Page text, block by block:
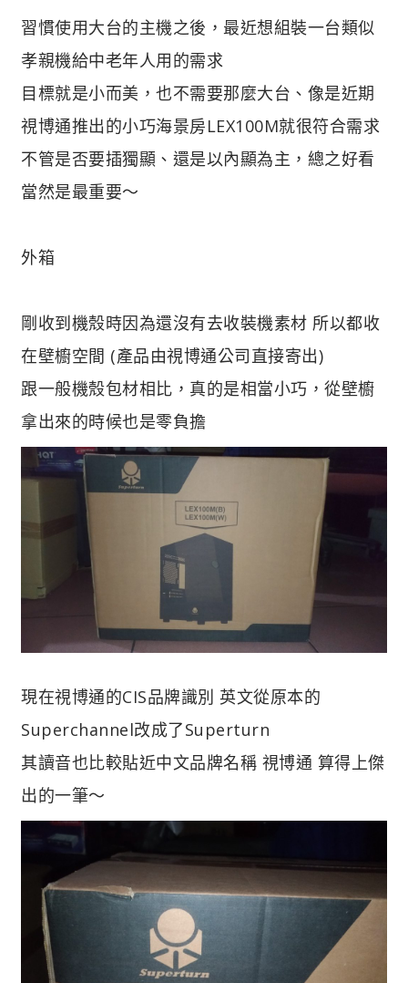
習慣使用大台的主機之後，最近想組裝一台類似
孝親機給中老年人用的需求
目標就是小而美，也不需要那麼大台、像是近期
視博通推出的小巧海景房LEX100M就很符合需求
不管是否要插獨顯、還是以內顯為主，總之好看
當然是最重要～
外箱
剛收到機殼時因為還沒有去收裝機素材 所以都收
在壁櫥空間 (產品由視博通公司直接寄出)
跟一般機殼包材相比，真的是相當小巧，從壁櫥
拿出來的時候也是零負擔
現在視博通的CIS品牌識別 英文從原本的
Superchannel改成了Superturn
其讀音也比較貼近中文品牌名稱 視博通 算得上傑
出的一筆～